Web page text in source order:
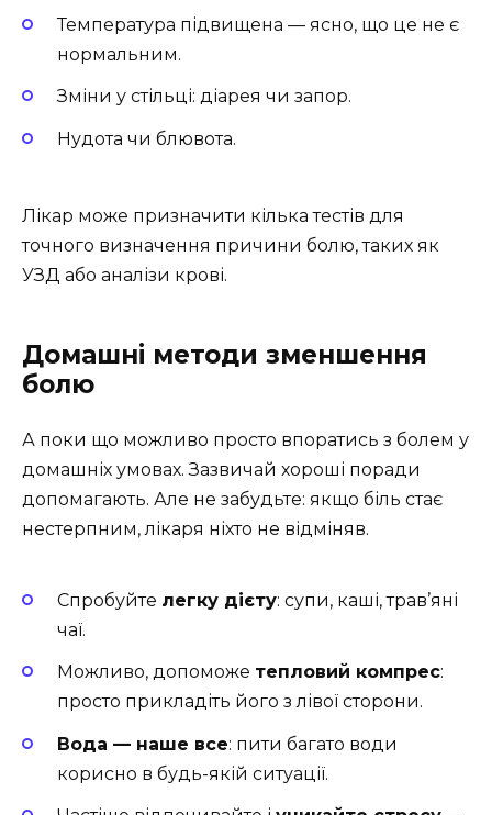
Температура підвищена — ясно, що це не є
нормальним.
Зміни у стільці: діарея чи запор.
Нудота чи блювота.
Лікар може призначити кілька тестів для
точного визначення причини болю, таких як
УЗД або аналізи крові.
Домашні методи зменшення
болю
А поки що можливо просто впоратись з болем у
домашніх умовах. Зазвичай хороші поради
допомагають. Але не забудьте: якщо біль стає
нестерпним, лікаря ніхто не відміняв.
Спробуйте легку дієту: супи, каші, трав’яні
чаї.
Можливо, допоможе тепловий компрес:
просто прикладіть його з лівої сторони.
Вода — наше все: пити багато води
корисно в будь-якій ситуації.